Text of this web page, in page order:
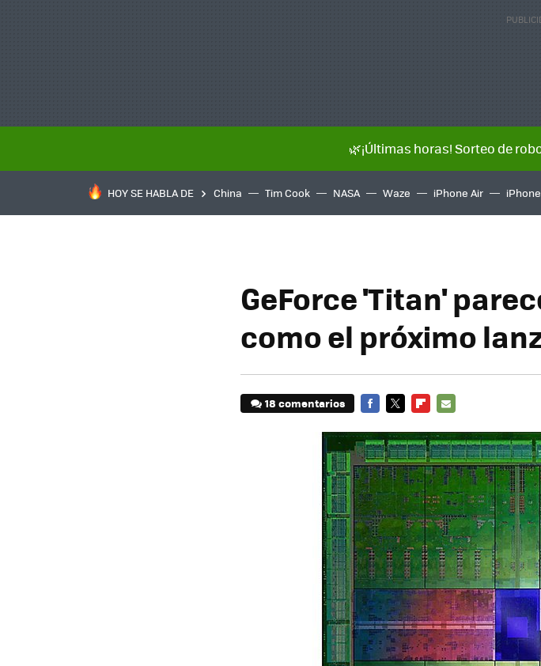
🌿¡Últimas horas! Sorteo de
HOY SE HABLA DE China Tim Cook NASA Waze iPhone Air iPhone
GeForce 'Titan'
como el próximo
18 comentarios
MAIL